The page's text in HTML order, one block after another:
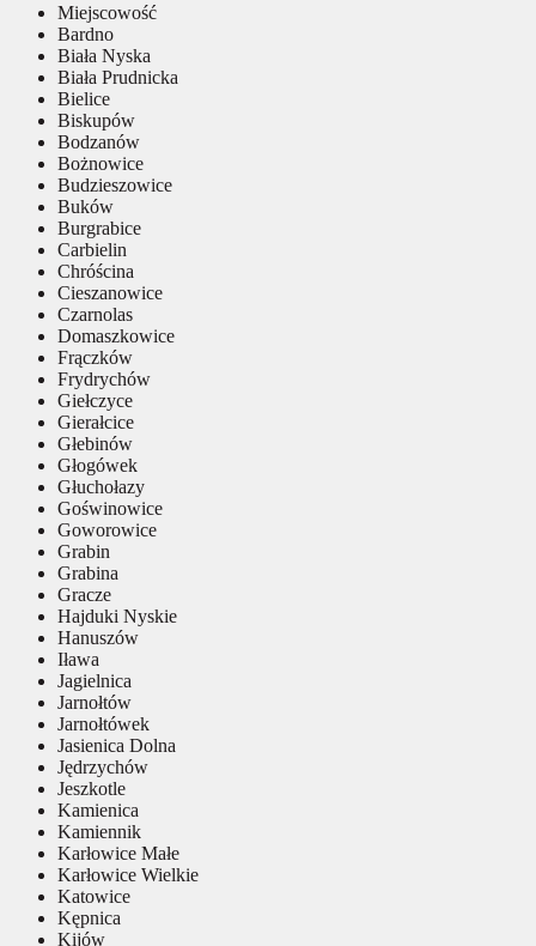
Miejscowość
Bardno
Biała Nyska
Biała Prudnicka
Bielice
Biskupów
Bodzanów
Bożnowice
Budzieszowice
Buków
Burgrabice
Carbielin
Chróścina
Cieszanowice
Czarnolas
Domaszkowice
Frączków
Frydrychów
Giełczyce
Gierałcice
Głebinów
Głogówek
Głuchołazy
Goświnowice
Goworowice
Grabin
Grabina
Gracze
Hajduki Nyskie
Hanuszów
Iława
Jagielnica
Jarnołtów
Jarnołtówek
Jasienica Dolna
Jędrzychów
Jeszkotle
Kamienica
Kamiennik
Karłowice Małe
Karłowice Wielkie
Katowice
Kępnica
Kijów